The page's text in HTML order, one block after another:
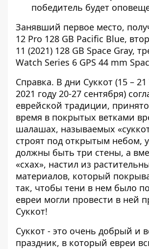
победитель будет
Занявший первое место,
12 Pro 128 GB Pacific Blue,
11 (2021) 128 GB Space Gray,
Watch Series 6 GPS 44 mm
Справка. В дни Суккот (15 –
2021 году 20-27 сентября)
еврейской традиции,
время в покрытых ветками
шалашах, называемых
строят под открытым небом,
должны быть три стены, а
«схах», настил из
материалов, который
так, чтобы тени в нем было
евреи могли провести в ней
Суккот!
Суккот - это очень добрый и
праздник, в который евреи